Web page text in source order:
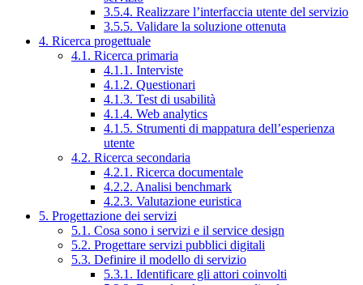
3.5.4. Realizzare l’interfaccia utente del servizio
3.5.5. Validare la soluzione ottenuta
4. Ricerca progettuale
4.1. Ricerca primaria
4.1.1. Interviste
4.1.2. Questionari
4.1.3. Test di usabilità
4.1.4. Web analytics
4.1.5. Strumenti di mappatura dell’esperienza
utente
4.2. Ricerca secondaria
4.2.1. Ricerca documentale
4.2.2. Analisi benchmark
4.2.3. Valutazione euristica
5. Progettazione dei servizi
5.1. Cosa sono i servizi e il service design
5.2. Progettare servizi pubblici digitali
5.3. Definire il modello di servizio
5.3.1. Identificare gli attori coinvolti